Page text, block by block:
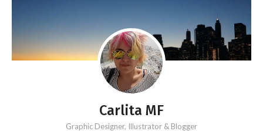
Carlita MF
Graphic Designer, Illustrator & Blogger